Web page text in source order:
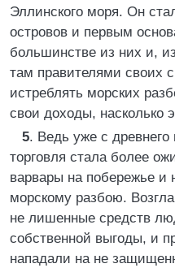
Эллинского моря. Он
островов и первым
большинстве из них и,
там правителями своих
истреблять морских
свои доходы, насколько
5. Ведь уже с древнего
торговля стала более
варвары на побережье и
морскому разбою.
не лишенные средств
собственной выгоды, и
нападали на не